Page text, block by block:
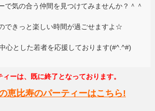
で気の合う仲間を見つけてみませんか？＾＾
できっと楽しい時間が過ごせますよ☆
心とした若者を応援しております(#^.^#)
ィーは、既に終了となっております。
恵比寿のパーティーはこちら!